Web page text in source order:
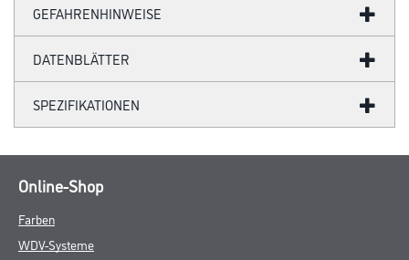
GEFAHRENHINWEISE
DATENBLÄTTER
SPEZIFIKATIONEN
Online-Shop
Farben
WDV-Systeme